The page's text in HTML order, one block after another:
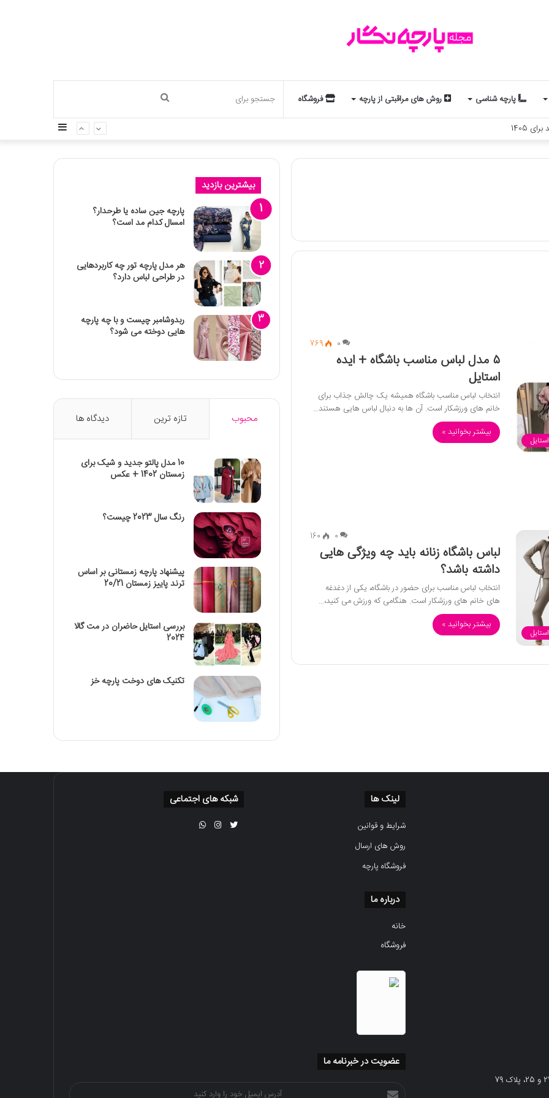
پارچه شناسی روش های مراقبتی از پارچه فروشگاه
استایل
0
769
۵ مدل لباس مناسب باشگاه + ایده
استایل
انتخاب لباس مناسب باشگاه همیشه یک چالش جذاب برای
خانم های ورزشکار است. آن ها به دنبال لباس هایی هستند…
بیشتر بخوانید »
استایل
0
160
لباس باشگاه زنانه باید چه ویژگی هایی
داشته باشد؟
انتخاب لباس مناسب برای حضور در باشگاه، یکی از دغدغه
های خانم های ورزشکار است. هنگامی که ورزش می کنید،…
بیشتر بخوانید »
بیشترین بازدید
پارچه جین ساده یا طرحدار؟
امسال کدام مد است؟
هر مدل پارچه تور چه کاربردهایی
در طراحی لباس دارد؟
ربدوشامبر چیست و با چه پارچه
هایی دوخته می شود؟
محبوب تازه ترین دیدگاه ها
10 مدل پالتو جدید و شیک برای
زمستان 1402 + عکس
رنگ سال 2023 چیست؟
پیشنهاد پارچه زمستانی بر اساس
ترند پاییز زمستان 20/21
بررسی استایل حاضران در مت گالا
2024
تکنیک‌ های دوخت پارچه خز
لینک ها
شرایط و قوانین
روش های ارسال
فروشگاه پارچه
شبکه های اجتماعی
درباره ما
خانه
فروشگاه
عضویت در خبرنامه ما
آدرس